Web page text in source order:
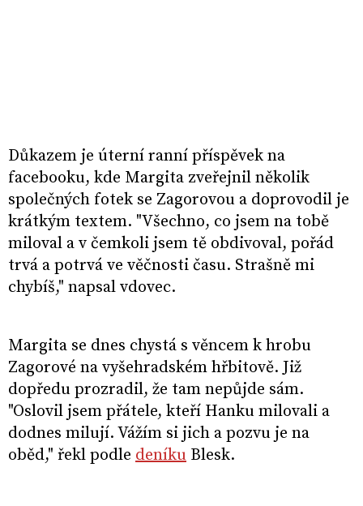
Důkazem je úterní ranní příspěvek na
facebooku, kde Margita zveřejnil několik
společných fotek se Zagorovou a doprovodil je
krátkým textem. "Všechno, co jsem na tobě
miloval a v čemkoli jsem tě obdivoval, pořád
trvá a potrvá ve věčnosti času. Strašně mi
chybíš," napsal vdovec.
Margita se dnes chystá s věncem k hrobu
Zagorové na vyšehradském hřbitově. Již
dopředu prozradil, že tam nepůjde sám.
"Oslovil jsem přátele, kteří Hanku milovali a
dodnes milují. Vážím si jich a pozvu je na
oběd," řekl podle deníku Blesk.